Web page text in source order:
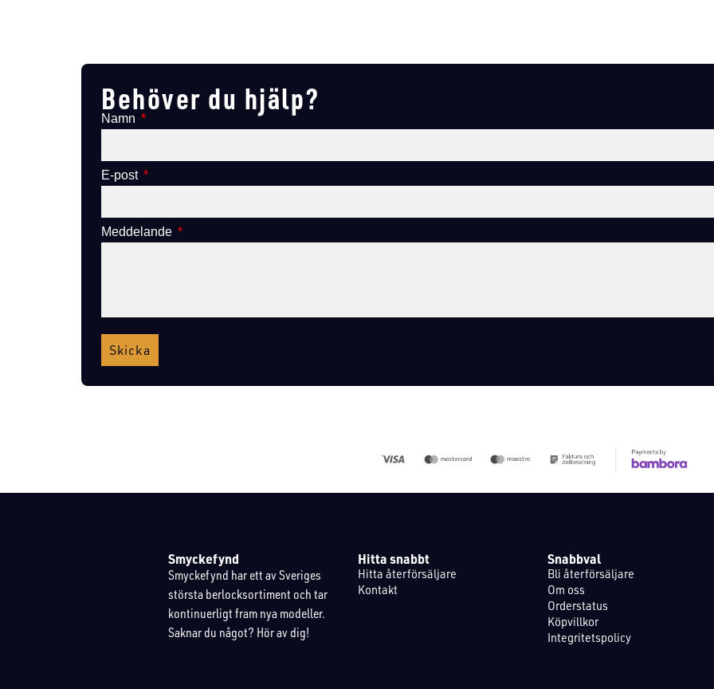
Behöver du hjälp?
Namn
E-post
Meddelande
Skicka
Smyckefynd
Smyckefynd har ett av Sveriges
största berlocksortiment och tar
kontinuerligt fram nya modeller.
Saknar du något? Hör av dig!
Hitta snabbt
Hitta återförsäljare
Kontakt
Snabbval
Bli återförsäljare
Om oss
Orderstatus
Köpvillkor
Integritetspolicy